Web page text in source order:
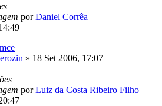
porDaniel Corrêa
» 18 Set 2006, 17:07
porLuiz da Costa Ribeiro Filho